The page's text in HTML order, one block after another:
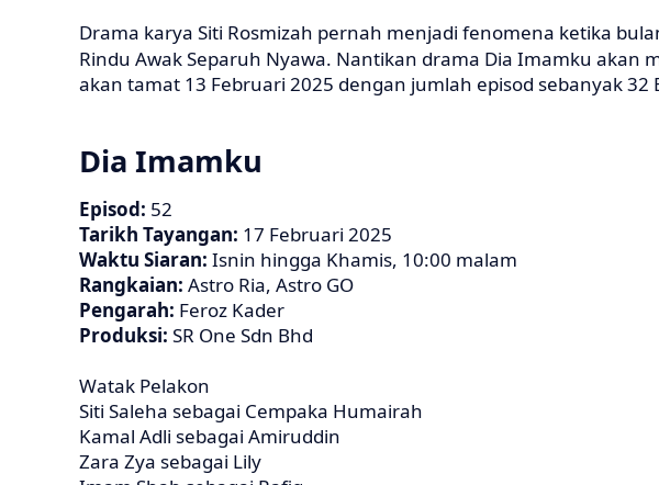
Drama karya Siti Rosmizah pernah menjadi fenomena ketika
Rindu Awak Separuh Nyawa. Nantikan drama Dia Imamku akan
akan tamat 13 Februari 2025 dengan jumlah episod sebanyak 32
Dia Imamku
Episod: 52
Tarikh Tayangan: 17 Februari 2025
Waktu Siaran: Isnin hingga Khamis, 10:00 malam
Rangkaian: Astro Ria, Astro GO
Pengarah: Feroz Kader
Produksi: SR One Sdn Bhd
Watak Pelakon
Siti Saleha sebagai Cempaka Humairah
Kamal Adli sebagai Amiruddin
Zara Zya sebagai Lily